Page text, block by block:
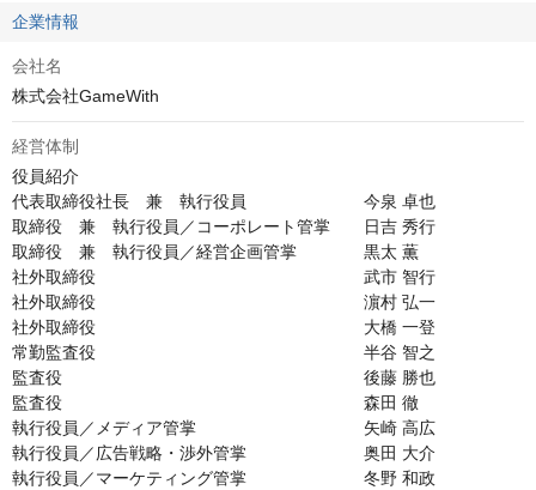
企業情報
会社名
株式会社GameWith
経営体制
役員紹介
代表取締役社長　兼　執行役員　　　　　　　今泉 卓也
取締役　兼　執行役員／コーポレート管掌　　日吉 秀行
取締役　兼　執行役員／経営企画管掌　　　　黒太 薫
社外取締役　　　　　　　　　　　　　　　　武市 智行
社外取締役　　　　　　　　　　　　　　　　濵村 弘一
社外取締役　　　　　　　　　　　　　　　　大橋 一登
常勤監査役　　　　　　　　　　　　　　　　半谷 智之
監査役　　　　　　　　　　　　　　　　　　後藤 勝也
監査役　　　　　　　　　　　　　　　　　　森田 徹
執行役員／メディア管掌　　　　　　　　　　矢崎 高広
執行役員／広告戦略・渉外管掌　　　　　　　奥田 大介
執行役員／マーケティング管掌　　　　　　　冬野 和政